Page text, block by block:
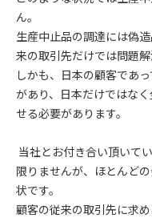
ん。
生産中止品の調達には偽
来の取引先だけでは問題
しかも、日本の顧客であ
があり、日本だけではな
せる必要があります。
当社とお付き合い頂いて
限りませんが、ほとんど
状です。
顧客の従来の取引先に求